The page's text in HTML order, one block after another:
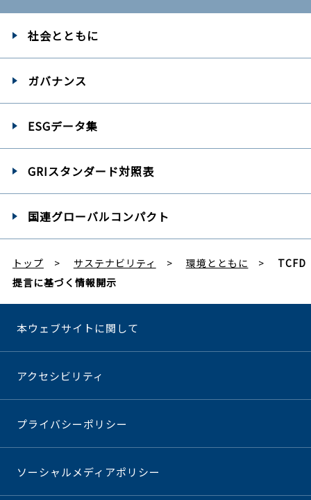
社会とともに
ガバナンス
ESGデータ集
GRIスタンダード対照表
国連グローバルコンパクト
トップ サステナビリティ 環境とともに
TCFD
提言に基づく情報開示
本ウェブサイトに関して
アクセシビリティ
プライバシーポリシー
ソーシャルメディアポリシー